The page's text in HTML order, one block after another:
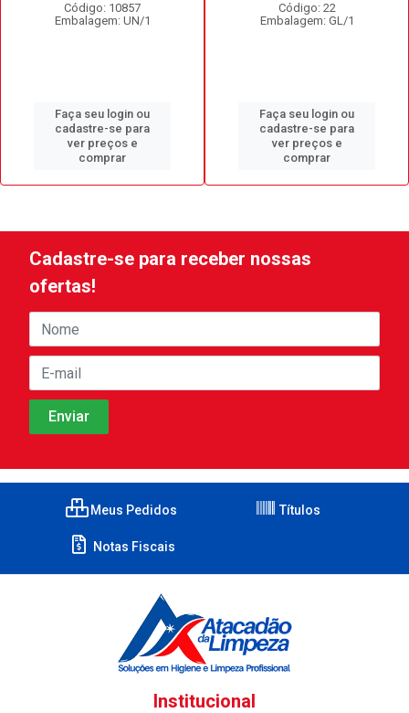
Código: 10857
Embalagem: UN/1
Faça seu login ou
cadastre-se para
ver preços e
comprar
Código: 22
Embalagem: GL/1
Faça seu login ou
cadastre-se para
ver preços e
comprar
Cadastre-se para receber nossas
ofertas!
Meus Pedidos Títulos
Notas Fiscais
Institucional